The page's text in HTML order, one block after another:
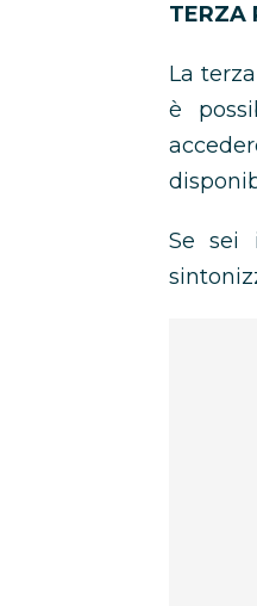
TERZA
La
è
Se sei